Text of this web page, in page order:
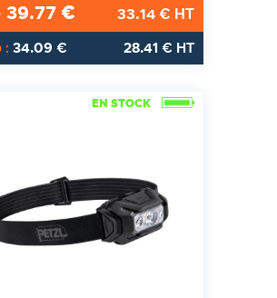
39.77€ 33.14€ HT
: 34.09 € 28.41 € HT
EN STOCK